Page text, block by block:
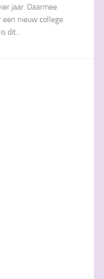
jaar. Daarmee
nieuw college
dit...